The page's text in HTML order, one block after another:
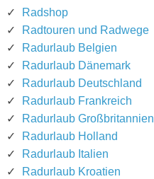
Radshop
Radtouren und Radwege
Radurlaub Belgien
Radurlaub Dänemark
Radurlaub Deutschland
Radurlaub Frankreich
Radurlaub Großbritannien
Radurlaub Holland
Radurlaub Italien
Radurlaub Kroatien